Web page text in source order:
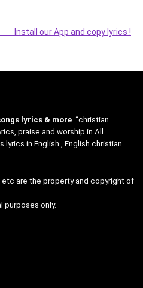
Install our App and copy lyrics !
lyrics & more “christian
praise and worship in All
lyrics in English , English christian
are the property and copyright of
purposes only.